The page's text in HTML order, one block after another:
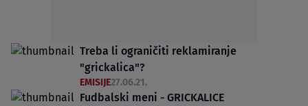
Treba li ograničiti reklamiranje
"grickalica"?
EMISIJE27.06.21.
Fudbalski meni - GRICKALICE